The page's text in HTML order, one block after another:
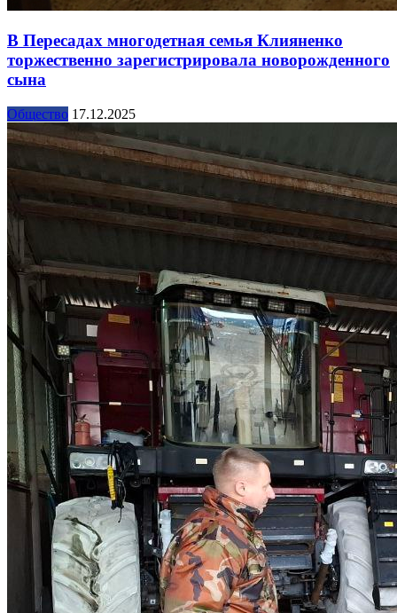
В Пересадах многодетная семья Клияненко
торжественно зарегистрировала новорожденного
сына
Общество 17.12.2025